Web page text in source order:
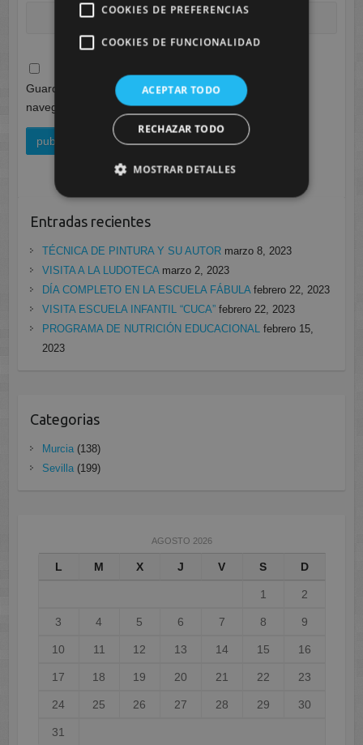
Guarda mi nombre, correo electrónico y web en este
navegador para la próxima vez que comente.
Entradas recientes
TÉCNICA DE PINTURA Y SU AUTOR marzo 8, 2023
VISITA A LA LUDOTECA marzo 2, 2023
DÍA COMPLETO EN LA ESCUELA FÁBULA febrero 22, 2023
VISITA ESCUELA INFANTIL “CUCA” febrero 22, 2023
PROGRAMA DE NUTRICIÓN EDUCACIONAL febrero 15,
2023
Categorias
Murcia(138)
Sevilla(199)
AGOSTO 2026
L M X J V S D
1 2
3 4 5 6 7 8 9
10 11 12 13 14 15 16
17 18 19 20 21 22 23
24 25 26 27 28 29 30
31
COOKIES DE PREFERENCIAS
COOKIES DE FUNCIONALIDAD
ACEPTAR TODO
RECHAZAR TODO
MOSTRAR DETALLES